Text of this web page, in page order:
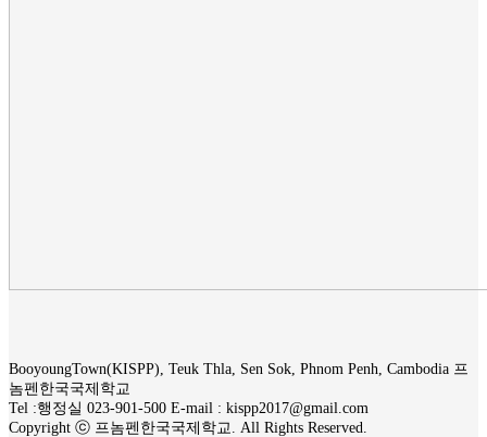
BooyoungTown(KISPP), Teuk Thla, Sen Sok, Phnom Penh, Cambodia 프
놈펜한국국제학교
Tel :행정실 023-901-500 E-mail : kispp2017@gmail.com
Copyright ⓒ 프놈펜한국국제학교. All Rights Reserved.